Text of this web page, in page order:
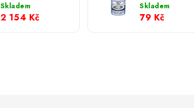
granule pro psy
velkých plemen ;
17 kg
Skladem
2 154 Kč
g
Skladem
79 Kč